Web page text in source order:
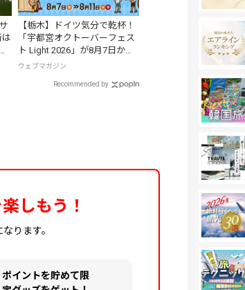
【栃木】ドイツ気分で乾杯！
「宇都宮オクトーバーフェス
ト Light 2026」が8月7日から
開催
ウェブマガジン
Recommended by
しもう！
ります。
ポイントを貯めて限